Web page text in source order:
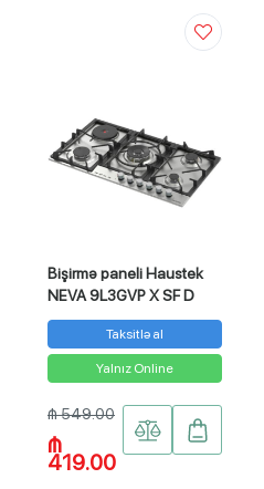
Bişirmə paneli Haustek
NEVA 9L3GVP X SF D
Taksitlə al
Yalnız Online
₼ 549.00
₼
419.00